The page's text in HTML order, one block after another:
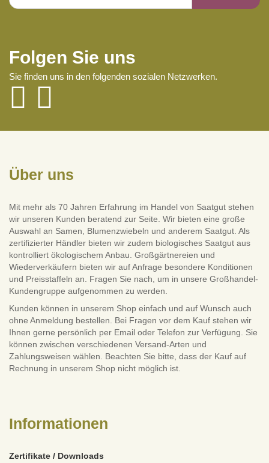
Folgen Sie uns
Sie finden uns in den folgenden sozialen Netzwerken.
Über uns
Mit mehr als 70 Jahren Erfahrung im Handel von Saatgut stehen
wir unseren Kunden beratend zur Seite. Wir bieten eine große
Auswahl an Samen, Blumenzwiebeln und anderem Saatgut. Als
zertifizierter Händler bieten wir zudem biologisches Saatgut aus
kontrolliert ökologischem Anbau. Großgärtnereien und
Wiederverkäufern bieten wir auf Anfrage besondere Konditionen
und Preisstaffeln an. Fragen Sie nach, um in unsere Großhandel-
Kundengruppe aufgenommen zu werden.
Kunden können in unserem Shop einfach und auf Wunsch auch
ohne Anmeldung bestellen. Bei Fragen vor dem Kauf stehen wir
Ihnen gerne persönlich per Email oder Telefon zur Verfügung. Sie
können zwischen verschiedenen Versand-Arten und
Zahlungsweisen wählen. Beachten Sie bitte, dass der Kauf auf
Rechnung in unserem Shop nicht möglich ist.
Informationen
Zertifikate / Downloads